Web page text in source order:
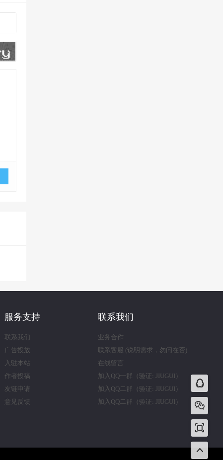
服务支持
联系我们
广告投放
入驻本站
作者投稿
友链申请
意见反馈
联系我们
业务合作
联系客服 (说明需求，勿问在否)
在线留言
加入QQ一群（验证: JIUGUI）
加入QQ二群（验证: JIUGUI）
加入QQ二群（验证: JIUGUI）